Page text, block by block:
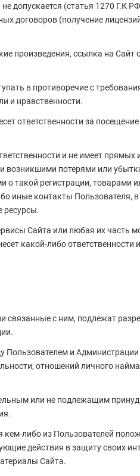
допускается (статья 1270 Г.К
договоров (получение
произведения, ссылка на Сайт
в противоречие с
и нравственности.
ответственности за
и не имеет прямых
возникшими потерями или
такой регистрации, товарами
иные контакты Пользователя, в
ресурсы.
Сайта или любая их часть
какой-либо ответственности
связанные с ним, подлежат
и Администрации
отношений личного
или не подлежащим
либо из Пользователей
действия в защиту своих
Сайта.